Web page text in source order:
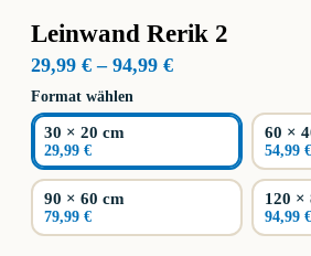
Leinwand Rerik 2
29,99 € – 94,99 €Preisspanne:
bis
Format wählen
30 × 20 cm
29,99 €
60 ×
54,99 €
90 × 60 cm
79,99 €
120 ×
94,99 €